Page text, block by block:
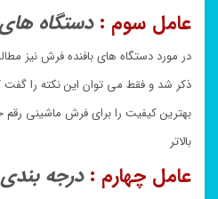
عامل سوم : دستگاه
در مورد دستگاه های بافنده فرش نیز
ذکر شد و فقط می توان این نکته را گفت
بهترین کیفیت را برای فرش ماشینی رقم
بالاتر
عامل چهارم : درجه